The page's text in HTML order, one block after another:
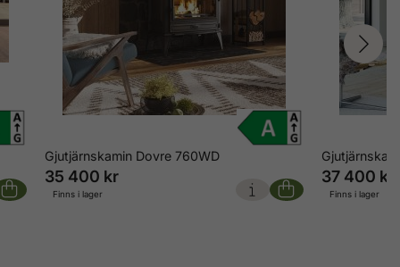
Gjutjärnskamin Dovre 760WD
35 400 kr
Finns i lager
37 400 kr
Finns i lager